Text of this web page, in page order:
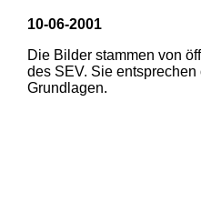
10-06-2001
Die Bilder stammen von
des SEV. Sie
Grundlagen.